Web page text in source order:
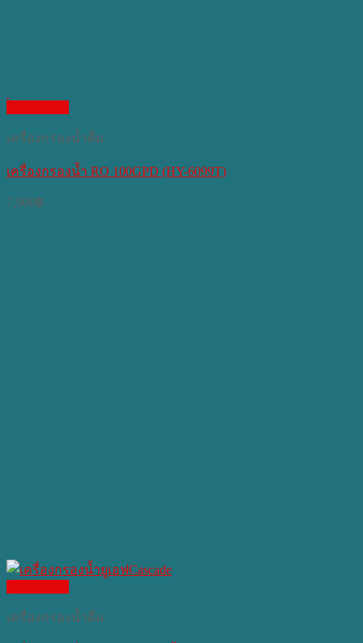
เครื่องกรองน้ำดื่ม
เครื่องกรองน้ำ RO 100GPD (HY-6099T)
7,900฿
เครื่องกรองน้ำดื่ม